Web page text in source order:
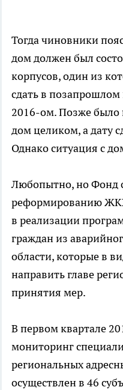
Тогда чиновники
дом должен был
корпусов, один из
сдать в позапрошлом
2016-ом. Позже было
дом целиком, а дату
Однако ситуация с
Любопытно, но Фонд
реформированию
в реализации
граждан из
области, которые в
направить главе
принятия мер.
В первом квартале
мониторинг
региональных
осуществлен в 46